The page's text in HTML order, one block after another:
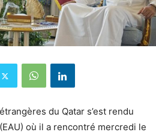
du Qatar s’est rendu
où il a rencontré mercredi le